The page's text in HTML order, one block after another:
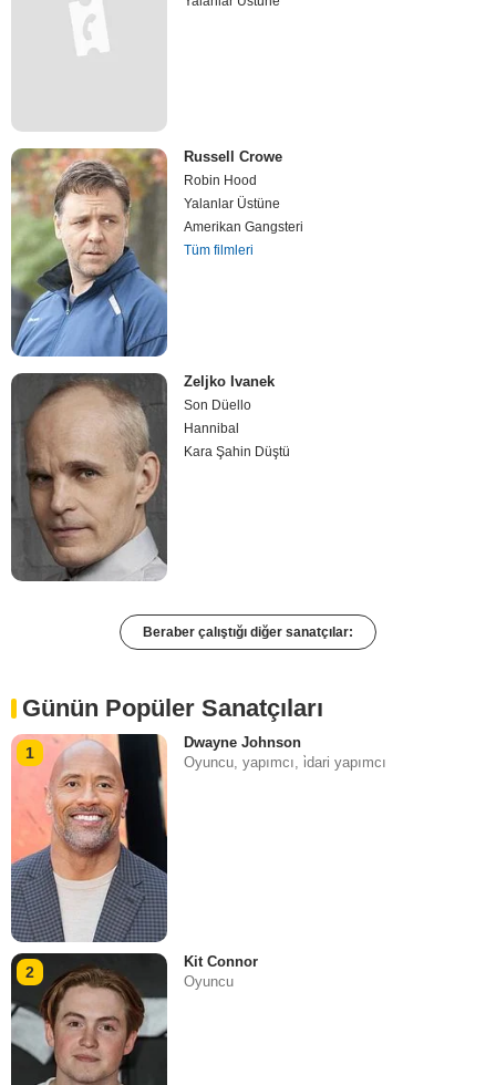
Russell Crowe
Robin Hood
Yalanlar Üstüne
Amerikan Gangsteri
Tüm filmleri
Zeljko Ivanek
Son Düello
Hannibal
Kara Şahin Düştü
Beraber çalıştığı diğer sanatçılar:
Günün Popüler Sanatçıları
1
Dwayne Johnson
Oyuncu, yapımcı, i̇dari yapımcı
2
Kit Connor
Oyuncu